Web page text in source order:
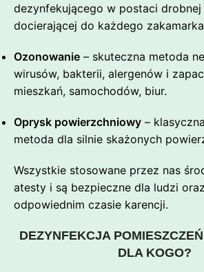
dezynfekującego w postaci drobnej
docierającej do każdego
Ozonowanie – skuteczna metoda
wirusów, bakterii, alergenów i
mieszkań, samochodów, biur.
Oprysk powierzchniowy –
metoda dla silnie skażonych
Wszystkie stosowane przez nas
atesty i są bezpieczne dla ludzi
odpowiednim czasie karencji.
DEZYNFEKCJA
DLA KOGO?